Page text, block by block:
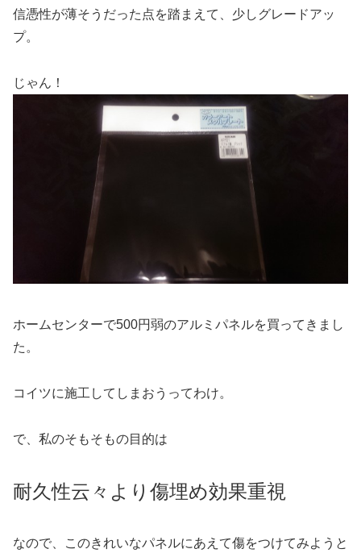
信憑性が薄そうだった点を踏まえて、少しグレードアッ
プ。
じゃん！
ホームセンターで500円弱のアルミパネルを買ってきまし
た。
コイツに施工してしまおうってわけ。
で、私のそもそもの目的は
耐久性云々より傷埋め効果重視
なので、このきれいなパネルにあえて傷をつけてみようと